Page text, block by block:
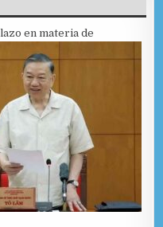
en materia de